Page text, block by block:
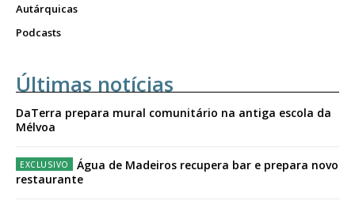
Autárquicas
Podcasts
Últimas notícias
DaTerra prepara mural comunitário na antiga escola da
Mélvoa
Água de Madeiros recupera bar e prepara novo
restaurante